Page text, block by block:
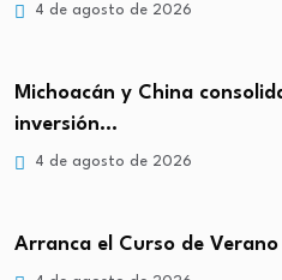
4 de agosto de 2026
Michoacán y China
inversión…
4 de agosto de 2026
Arranca el Curso de